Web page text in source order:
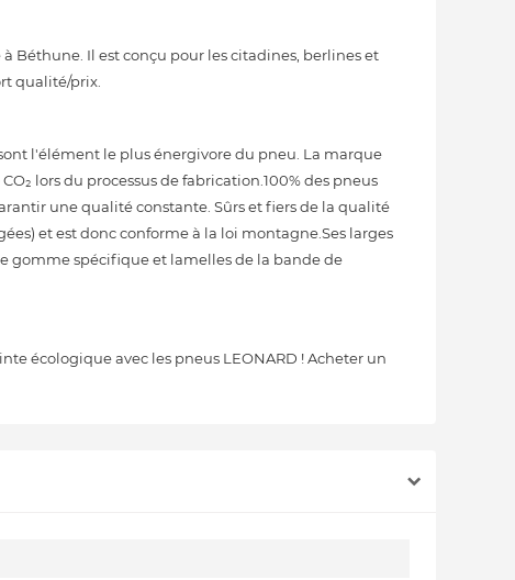
Béthune. Il est conçu pour les citadines, berlines et
qualité/prix.
l'élément le plus énergivore du pneu. La marque
lors du processus de fabrication.100% des pneus
une qualité constante. Sûrs et fiers de la qualité
et est donc conforme à la loi montagne.Ses larges
gomme spécifique et lamelles de la bande de
écologique avec les pneus LEONARD ! Acheter un